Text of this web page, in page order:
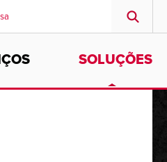
AFRICA
SOLUÇÕES